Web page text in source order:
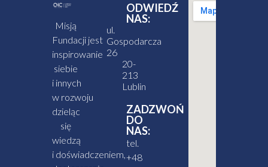
Misją
Fundacji jest
inspirowanie
siebie
i innych
w rozwoju
dzieląc
się
wiedzą
i doświadczeniem,
ODWIEDŹ
NAS:
ul.
Gospodarcza
26
20-
213
Lublin
ZADZWOŃ
DO
NAS:
tel.
+48